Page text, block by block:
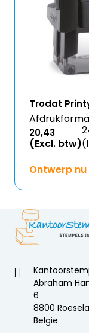
Trodat
20,43
(Excl. btw)
Ontwerp nu
Abraham
6
8800
België